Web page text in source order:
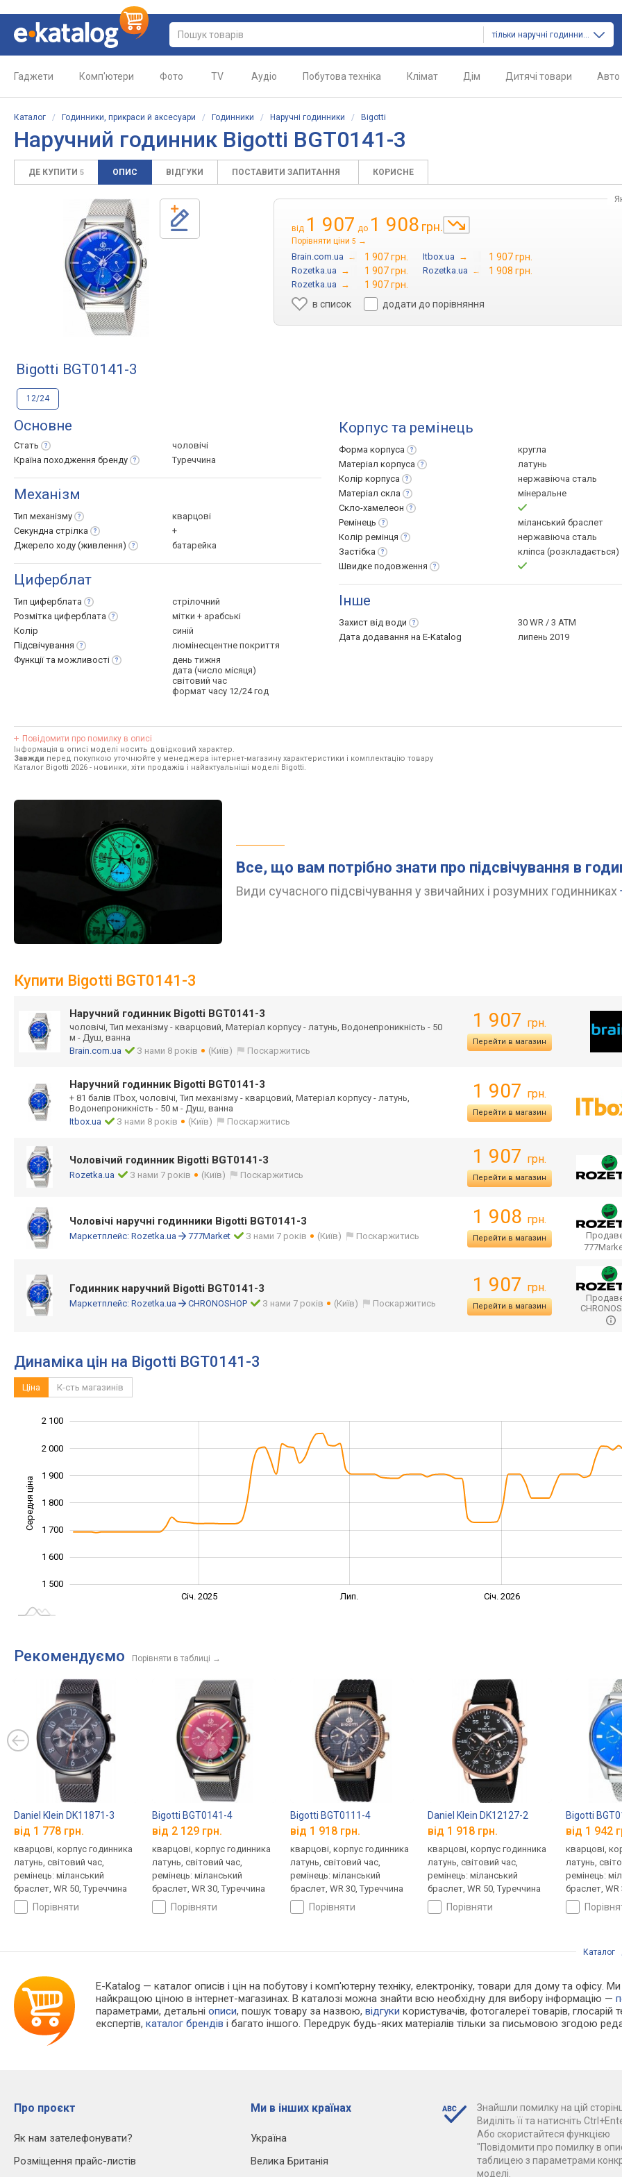
тільки наручні годинники
Гаджети Комп'ютери Фото TV Аудіо Побутова техніка Клімат Дім Дитячі товари Авто
Каталог / Годинники, прикраси й аксесуари / Годинники / Наручні годинники / Bigotti
Наручний годинник Bigotti BGT0141-3
ДЕ КУПИТИ 5 ОПИС ВІДГУКИ ПОСТАВИТИ ЗАПИТАННЯ КОРИСНЕ
від 1 907 до 1 908 грн.
Порівняти ціни 5 →
Brain.com.ua → 1 907 грн. Itbox.ua → 1 907 грн.
Rozetka.ua → 1 907 грн. Rozetka.ua → 1 908 грн.
Rozetka.ua →
1 907 грн.
в список
додати до порівняння
Bigotti BGT0141-3
12/24
Основне
Стать
чоловічі
Країна походження бренду Туреччина
Механізм
Тип механізму
кварцові
Секундна стрілка
+
Джерело ходу (живлення) батарейка
Циферблат
Тип циферблата
стрілочний
Розмітка циферблата
мітки + арабські
Колір
синій
Підсвічування
люмінесцентне покриття
Функції та можливості
день тижня
дата (число місяця)
світовий час
формат часу 12/24 год
Корпус та ремінець
Форма корпуса
кругла
Матеріал корпуса
латунь
Колір корпуса
нержавіюча сталь
Матеріал скла
мінеральне
Скло-хамелеон
Ремінець
міланський браслет
Колір ремінця
нержавіюча сталь
Застібка
кліпса (розкладається)
Швидке подовження
Інше
Захист від води
30 WR / 3 ATM
Дата додавання на E-Katalog
липень 2019
Повідомити про помилку в описі
Інформація в описі моделі носить довідковий характер.
Завжди перед покупкою уточнюйте у менеджера інтернет-магазину характеристики і комплектацію товару
Каталог Bigotti 2026 - новинки, хіти продажів і найактуальніші моделі Bigotti.
Все, що вам потрібно знати про підсвічування в
Види сучасного підсвічування у звичайних і розумних годинниках
Купити Bigotti BGT0141-3
Наручний годинник Bigotti BGT0141-3
чоловічі, Тип механізму - кварцовий, Матеріал корпусу - латунь, Водонепроникність - 50
м - Душ, ванна
Brain.com.ua
З нами 8 років (Київ) Поскаржитись
1 907 грн.
Перейти в магазин
Наручний годинник Bigotti BGT0141-3
+ 81 балів ITbox, чоловічі, Тип механізму - кварцовий, Матеріал корпусу - латунь,
Водонепроникність - 50 м - Душ, ванна
Itbox.ua
З нами 8 років (Київ) Поскаржитись
1 907 грн.
Перейти в магазин
Чоловічий годинник Bigotti BGT0141-3
Rozetka.ua З нами 7 років (Київ) Поскаржитись
1 907 грн.
Перейти в магазин
Чоловічі наручні годинники Bigotti BGT0141-3
Маркетплейс: Rozetka.ua 777Market З нами 7 років (Київ) Поскаржитись
1 908 грн.
Перейти в магазин
Годинник наручний Bigotti BGT0141-3
Маркетплейс: Rozetka.ua CHRONOSHOP З нами 7 років (Київ) Поскаржитись
1 907 грн.
Перейти в магазин
Динаміка цін на Bigotti BGT0141-3
Ціна К-сть магазинів
Середня ціна 1 500
1 500
1 600
1 700
1 800
1 900
2 000
2 100
Січ. 2025 Лип. Січ. 2026
Рекомендуємо Порівняти в таблиці →
Daniel Klein DK11871-3
від 1 778 грн.
кварцові, корпус годинника
латунь, світовий час,
ремінець: міланський
браслет, WR 50, Туреччина
порівняти
Bigotti BGT0141-4
від 2 129 грн.
кварцові, корпус годинника
латунь, світовий час,
ремінець: міланський
браслет, WR 30, Туреччина
порівняти
Bigotti BGT0111-4
від 1 918 грн.
кварцові, корпус годинника
латунь, світовий час,
ремінець: міланський
браслет, WR 30, Туреччина
порівняти
Daniel Klein DK12127-2
від 1 918 грн.
кварцові, корпус годинника
латунь, світовий час,
ремінець: міланський
браслет, WR 50, Туреччина
порівняти
Bigotti
від 1 942
кварцові,
латунь,
ремінець:
браслет, WR
Каталог
E-Katalog — каталог описів і цін на побутову і комп'ютерну техніку, електроніку, товари для дому та офісу.
найкращою ціною в інтернет-магазинах. В каталозі можна знайти всю необхідну для вибору інформацію —
параметрами, детальніописи, пошук товару за назвою,відгуки користувачів, фотогалереї товарів, глосарій
експертів,каталог брендів і багато іншого. Передрук будь-яких матеріалів тільки за письмовою згодою
Про проєкт
Як нам зателефонувати?
Розміщення прайс-листів
Ми в інших країнах
Україна
Велика Британія
Знайшли помилку на цій
Виділіть її та натисніть
Або скористайтеся функцією
"Повідомити про помилку в
таблицею з параметрами
моделі.